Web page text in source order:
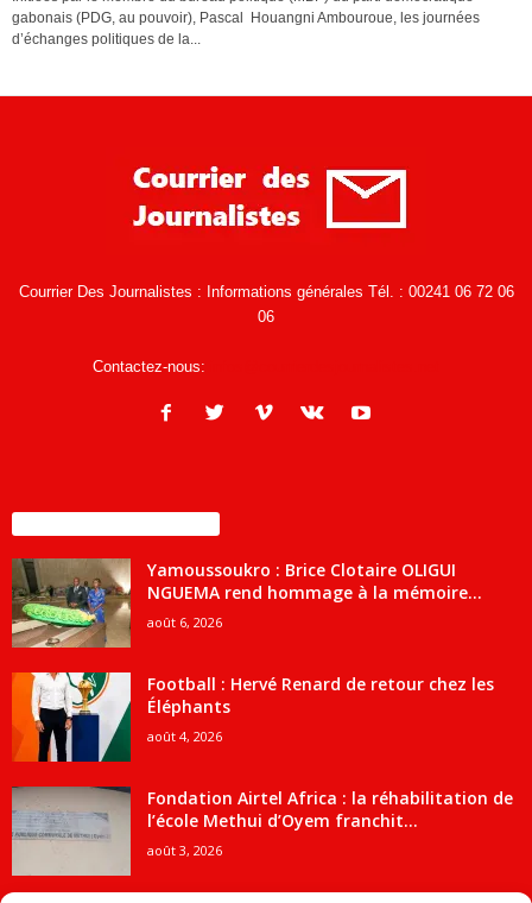
gabonais (PDG, au pouvoir), Pascal Houangni Ambouroue, les journées
d’échanges politiques de la...
Courrier Des Journalistes : Informations générales Tél. : 00241 06 72 06
06
Contactez-nous:
Yamoussoukro : Brice Clotaire OLIGUI
NGUEMA rend hommage à la mémoire...
août 6, 2026
Football : Hervé Renard de retour chez les
Éléphants
août 4, 2026
Fondation Airtel Africa : la réhabilitation de
l’école Methui d’Oyem franchit...
août 3, 2026